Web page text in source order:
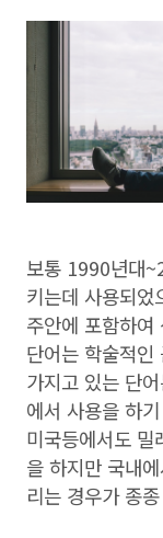
보통 1990년대
키는데 사용되
주안에 포함하
단어는 학술적
가지고 있는 단
에서 사용을 하
미국등에서도
을 하지만 국내
리는 경우가 종